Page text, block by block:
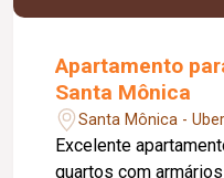
Apartamento
Santa Mônica
Santa Mônica -
Excelente
quartos com